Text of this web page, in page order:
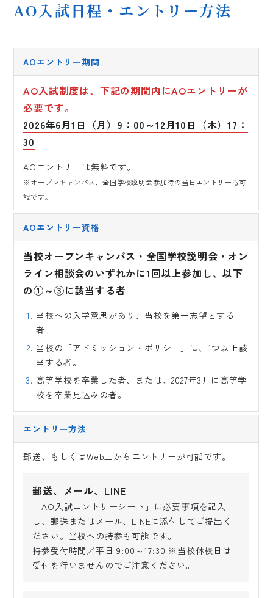
AO入試日程・エントリー方法
AOエントリー期間
AO入試制度は、下記の期間内にAOエントリーが
必要です。
2026年6月1日（月）9：00～12月10日（木）17：
30
AOエントリーは無料です。
※オープンキャンパス、全国学校説明会参加時の当日エントリーも可
能です。
AOエントリー資格
当校オープンキャンパス・全国学校説明会・オン
ライン相談会のいずれかに1回以上参加し、以下
の①～③に該当する者
当校への入学意思があり、当校を第一志望とする
者。
当校の「アドミッション・ポリシー」に、1つ以上該
当する者。
高等学校を卒業した者、または、2027年3月に高等学
校を卒業見込みの者。
エントリー方法
郵送、もしくはWeb上からエントリーが可能です。
郵送、メール、LINE
「AO入試エントリーシート」に必要事項を記入
し、郵送またはメール、LINEに添付してご提出く
ださい。当校への持参も可能です。
持参受付時間／平日 9:00～17:30 ※当校休校日は
受付を行いませんのでご注意ください。